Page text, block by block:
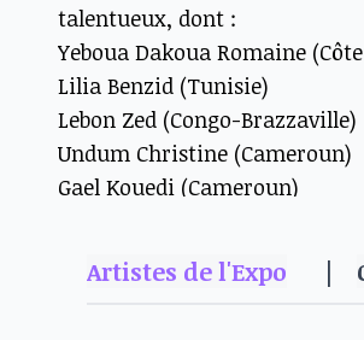
talentueux, dont :
Yeboua Dakoua Romaine
Lilia Benzid (Tunisie)
Lebon Zed (Congo-Brazzaville)
Undum Christine (Cameroun)
Gael Kouedi (Cameroun)
Mbelani Tsumbu (Congo-
Haïdara Sidiki (Mali)
Artistes de l'Expo |